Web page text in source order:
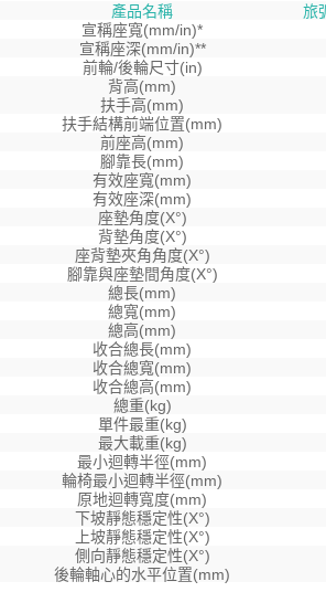
產品名稱
旅
宣稱座寬(mm/in)*
宣稱座深(mm/in)**
前輪/後輪尺寸(in)
背高(mm)
扶手高(mm)
扶手結構前端位置(mm)
前座高(mm)
腳靠長(mm)
有效座寬(mm)
有效座深(mm)
座墊角度(X°)
背墊角度(X°)
座背墊夾角角度(X°)
腳靠與座墊間角度(X°)
總長(mm)
總寬(mm)
總高(mm)
收合總長(mm)
收合總寬(mm)
收合總高(mm)
總重(kg)
單件最重(kg)
最大載重(kg)
最小迴轉半徑(mm)
輪椅最小迴轉半徑(mm)
原地迴轉寬度(mm)
下坡靜態穩定性(X°)
上坡靜態穩定性(X°)
側向靜態穩定性(X°)
後輪軸心的水平位置(mm)